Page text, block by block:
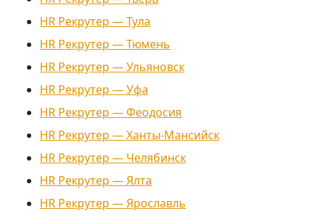
HR Рекрутер — Тула
HR Рекрутер — Тюмень
HR Рекрутер — Ульяновск
HR Рекрутер — Уфа
HR Рекрутер — Феодосия
HR Рекрутер — Ханты-Мансийск
HR Рекрутер — Челябинск
HR Рекрутер — Ялта
HR Рекрутер — Ярославль